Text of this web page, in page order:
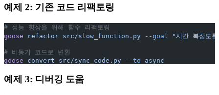
예제 2: 기존 코드 리팩토링
# 성능 향상을 위해 함수 리팩토링
goose refactor src/slow_function.py --goal "시간 복잡도
# 비동기 코드로 변환
goose convert src/sync_code.py --to async
예제 3: 디버깅 도움